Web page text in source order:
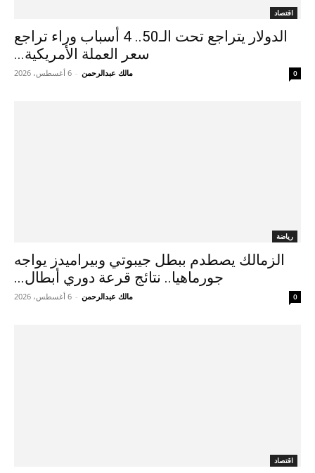
اقتصاد
الدولار يتراجع تحت الـ50.. 4 أسباب وراء تراجع
سعر العملة الأمريكية...
مالك عبدالرحمن - 6 أغسطس، 2026 0
رياضة
الزمالك يصطدم ببطل جيبوتي وبيراميدز يواجه
جورماهيا.. نتائج قرعة دوري أبطال...
مالك عبدالرحمن - 6 أغسطس، 2026 0
اقتصاد